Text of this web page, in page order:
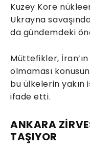
Kuzey Kore
Ukrayna
da gündemdeki
Müttefikler,
olmaması
bu ülkelerin
ifade etti.
ANKARA
TAŞIYOR